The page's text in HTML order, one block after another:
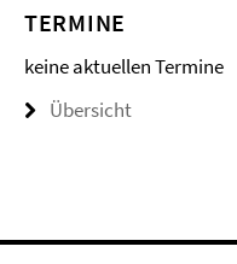
TERMINE
keine aktuellen Termine
Übersicht